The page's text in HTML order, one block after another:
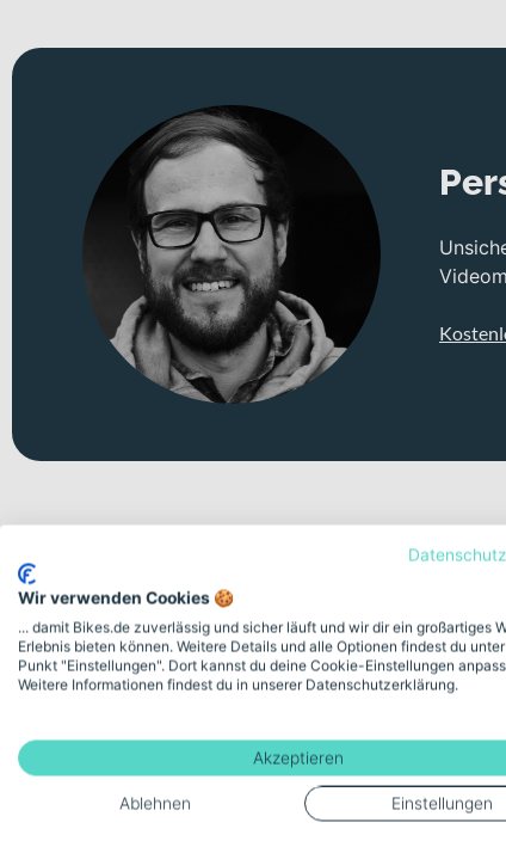
Deine Bike-Features auf
Modellserie Bezeichnung
IMAGE 5.B EXCITE+ 625
Wir verwenden Cookies 🍪
... damit Bikes.de zuverlässig und sicher läuft und wir dir ein großartiges
Erlebnis bieten können. Weitere Details und alle Optionen findest du
Punkt "Einstellungen". Dort kannst du deine Cookie-Einstellungen
Weitere Informationen findest du in unserer Datenschutzerklärung.
Akzeptieren
Ablehnen Einstellungen